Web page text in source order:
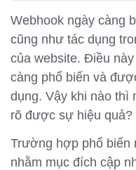
Webhook ngày càng
cũng như tác dụng
của website. Điều
càng phổ biến và
dụng. Vậy khi nào thì
rõ được sự hiệu quả?
Trường hợp phổ biến
nhằm mục đích cập